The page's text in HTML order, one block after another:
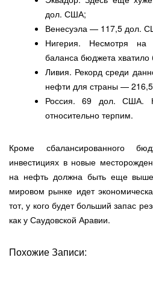
дол. США;
Венесуэла — 117,5 дол.
Нигерия. Несмотря
баланса бюджета
Ливия. Рекорд среди
нефти для страны —
Россия. 69 дол. США.
относительно терпим.
Кроме сбалансированного
инвестициях в новые
на нефть должна быть еще
мировом рынке идет
тот, у кого будет больший запас
как у Саудовской Аравии.
Похожие Записи: